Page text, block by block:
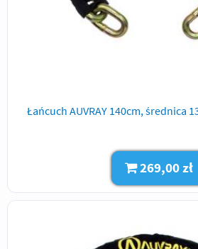
Łańcuch AUVRAY 140cm, średnica
269,00 zł